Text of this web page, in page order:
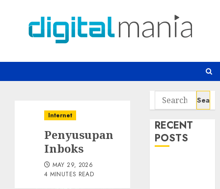
Internet
Penyusupan
Inboks
MAY 29, 2026
4 MINUTES READ
Search
for:
RECENT
POSTS